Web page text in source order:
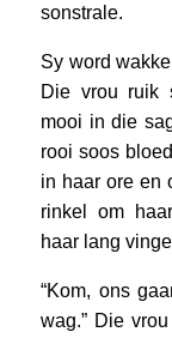
sonstrale.
Sy word
Die vrou ruik
mooi in die
rooi soos
in haar ore en
rinkel om
haar lang
“Kom, ons
wag.” Die